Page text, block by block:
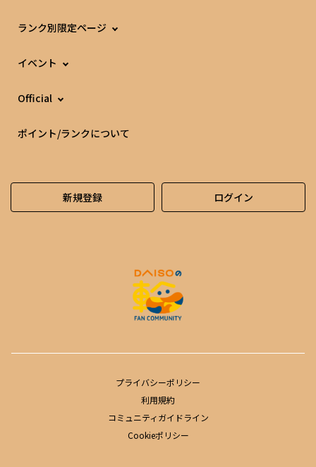
ランク別限定ページ
イベント
Official
ポイント/ランクについて
新規登録 ログイン
プライバシーポリシー
利用規約
コミュニティガイドライン
Cookieポリシー